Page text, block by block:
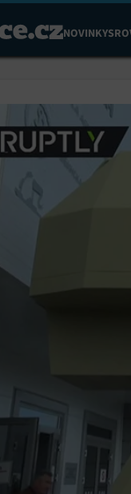
NOVINKY